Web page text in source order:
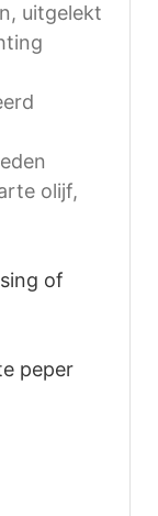
uitgelekt
olijf,
of
peper